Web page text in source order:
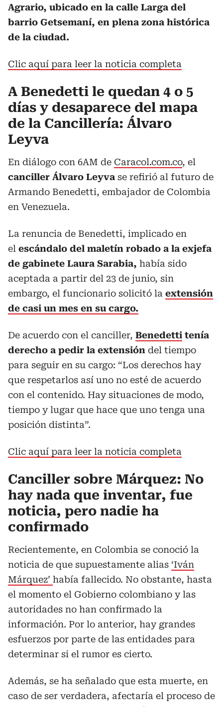
Agrario, ubicado en la calle Larga del
barrio Getsemaní, en plena zona histórica
de la ciudad.
Clic aquí para leer la noticia completa
A Benedetti le quedan 4 o 5
días y desaparece del mapa
de la Cancillería: Álvaro
Leyva
En diálogo con 6AM de Caracol.com.co, el
canciller Álvaro Leyva se refirió al futuro de
Armando Benedetti, embajador de Colombia
en Venezuela.
La renuncia de Benedetti, implicado en
el escándalo del maletín robado a la exjefa
de gabinete Laura Sarabia, había sido
aceptada a partir del 23 de junio, sin
embargo, el funcionario solicitó la extensión
de casi un mes en su cargo.
De acuerdo con el canciller, Benedetti tenía
derecho a pedir la extensión del tiempo
para seguir en su cargo: “Los derechos hay
que respetarlos así uno no esté de acuerdo
con el contenido. Hay situaciones de modo,
tiempo y lugar que hace que uno tenga una
posición distinta”.
Clic aquí para leer la noticia completa
Canciller sobre Márquez: No
hay nada que inventar, fue
noticia, pero nadie ha
confirmado
Recientemente, en Colombia se conoció la
noticia de que supuestamente alias ‘Iván
Márquez’ había fallecido. No obstante, hasta
el momento el Gobierno colombiano y las
autoridades no han confirmado la
información. Por lo anterior, hay grandes
esfuerzos por parte de las entidades para
determinar si el rumor es cierto.
Además, se ha señalado que esta muerte, en
caso de ser verdadera, afectaría el proceso de